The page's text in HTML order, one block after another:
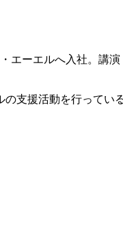
ーエルへ入社。講
支援活動を行ってい